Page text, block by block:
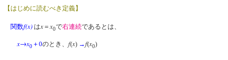
【はじめに読むべき定義】
関数f(x) はx ＝ x0で右連続であるとは、
x→x0 ＋0のとき、 f(x) →f(x0)